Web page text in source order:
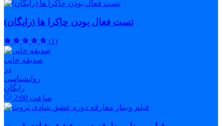
تست فعال بودن چاکرا ها (رایگان)
(1)
صدیقه خانی
در
روانشناسی
رایگان
2:00 ساعت